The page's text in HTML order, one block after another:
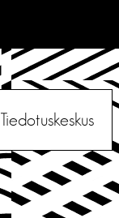
Tiedotuskeskus